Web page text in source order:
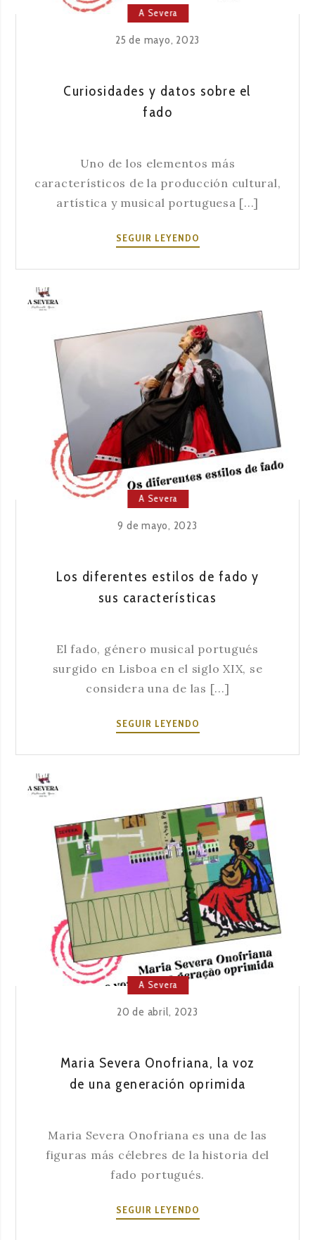
A Severa
25 de mayo, 2023
Curiosidades y datos sobre el
fado
Uno de los elementos más
característicos de la producción cultural,
artística y musical portuguesa [...]
SEGUIR LEYENDO
DATOS
FADO
A Severa
9 de mayo, 2023
Los diferentes estilos de fado y
sus características
El fado, género musical portugués
surgido en Lisboa en el siglo XIX, se
considera una de las [...]
SEGUIR LEYENDO
ESTILOS
Y
SUS
CARACTERÍSTICAS
A Severa
20 de abril, 2023
Maria Severa Onofriana, la voz
de una generación oprimida
Maria Severa Onofriana es una de las
figuras más célebres de la historia del
fado portugués.
SEGUIR LEYENDO